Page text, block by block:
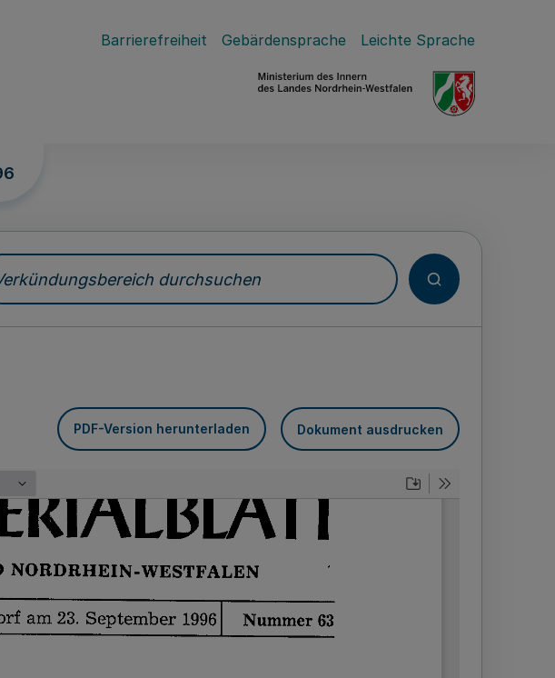
Barrierefreiheit Gebärdensprache Leichte Sprache
durchsuchen
PDF-Version herunterladen Dokument ausdrucken